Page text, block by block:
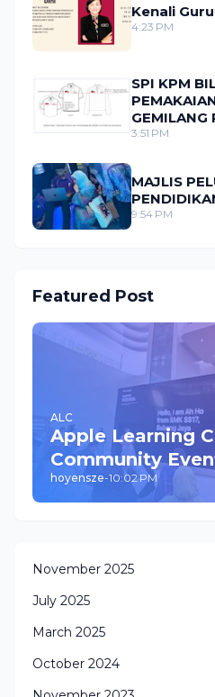
Kenali
4:23 PM
SPI KPM
GEMILANG
SERAGAM
3:51 PM
MAJLIS
9:54 PM
Featured Post
ALC
Apple Learning
Community
hoyensze-10:02 PM
November 2025
July 2025
March 2025
October 2024